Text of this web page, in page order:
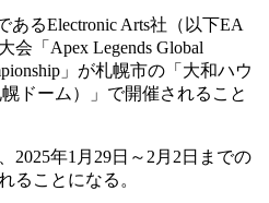
あるElectronic Arts社（以下EA
会 「Apex Legends Global
」 が札幌市の「大和ハウ
ドーム）」 で開催されること
2025年1月29日～2月2日までの
ることになる。